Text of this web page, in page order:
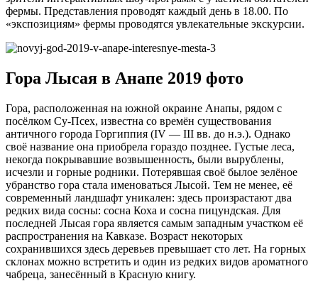
фермы. Представления проводят каждый день в 18.00. По
«экспозициям» фермы проводятся увлекательные экскурсии.
Гора Лысая в Анапе 2019 фото
Гора, расположенная на южной окраине Анапы, рядом с
посёлком Су-Псех, известна со времён существования
античного города Горгиппия (IV — III вв. до н.э.). Однако
своё название она приобрела гораздо позднее. Густые леса,
некогда покрывавшие возвышенность, были вырублены,
исчезли и горные родники. Потерявшая своё былое зелёное
убранство гора стала именоваться Лысой. Тем не менее, её
современный ландшафт уникален: здесь произрастают два
редких вида сосны: сосна Коха и сосна пицундская. Для
последней Лысая гора является самым западным участком её
распространения на Кавказе. Возраст некоторых
сохранившихся здесь деревьев превышает сто лет. На горных
склонах можно встретить и один из редких видов ароматного
чабреца, занесённый в Красную книгу.